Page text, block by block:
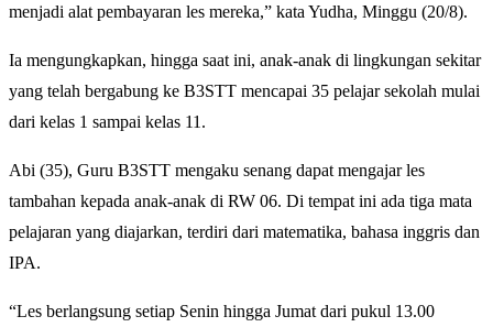
menjadi alat pembayaran les mereka,” kata Yudha, Minggu (20/8).
Ia mengungkapkan, hingga saat ini, anak-anak di lingkungan sekitar
yang telah bergabung ke B3STT mencapai 35 pelajar sekolah mulai
dari kelas 1 sampai kelas 11.
Abi (35), Guru B3STT mengaku senang dapat mengajar les
tambahan kepada anak-anak di RW 06. Di tempat ini ada tiga mata
pelajaran yang diajarkan, terdiri dari matematika, bahasa inggris dan
IPA.
“Les berlangsung setiap Senin hingga Jumat dari pukul 13.00